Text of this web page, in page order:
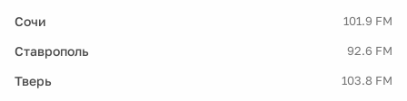
Сочи 101.9 FM
Ставрополь 92.6 FM
Тверь 103.8 FM